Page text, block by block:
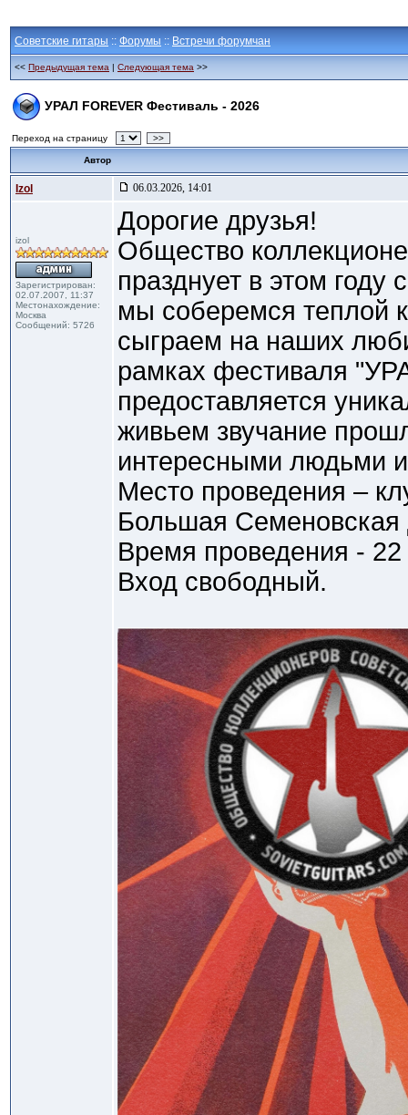
Советские гитары :: Форумы :: Встречи форумчан
<< Предыдущая тема | Следующая тема >>
УРАЛ FOREVER Фестиваль - 2026
Переход на страницу >>
Автор
Izol 06.03.2026, 14:01
izol
Зарегистрирован:
02.07.2007, 11:37
Местонахождение:
Москва
Сообщений: 5726
Дорогие друзья!
Общество
празднует в этом году
мы соберемся теплой
сыграем на наших
рамках фестиваля
предоставляется
живьем звучание
интересными людьми
Место проведения –
Большая Семеновская
Время проведения -
Вход свободный.